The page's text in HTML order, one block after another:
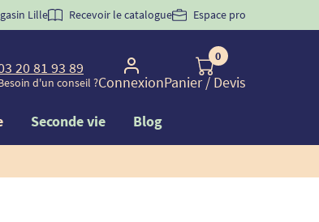
" pourla 1ère commande d'incontinence
Lille Recevoir le catalogue Espace pro
20 81 93 89
d'un conseil ?Connexion
0
Panier/ Devis
Seconde vie Blog